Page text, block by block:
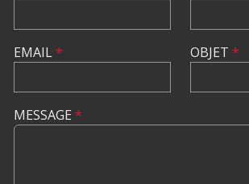
EMAIL* OBJET *
MESSAGE *